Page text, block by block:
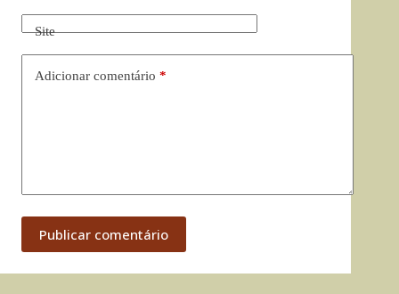
Site
Adicionar comentário *
Publicar comentário